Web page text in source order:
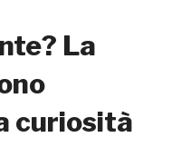
La
curiosità